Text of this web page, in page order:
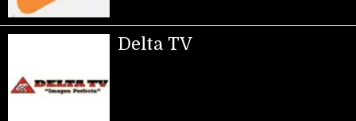
Delta TV